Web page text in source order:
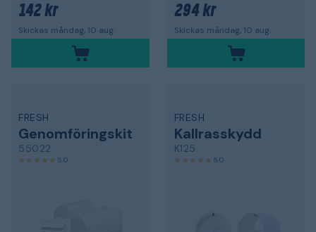
142 kr
Skickas måndag, 10 aug.
294 kr
Skickas måndag, 10 aug.
FRESH
Genomföringskit
55022
5,0
FRESH
Kallrasskydd
K125
5,0